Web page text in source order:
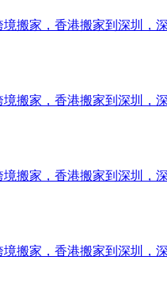
搬家，香港搬家到深圳，
搬家，香港搬家到深圳，
搬家，香港搬家到深圳，
搬家，香港搬家到深圳，